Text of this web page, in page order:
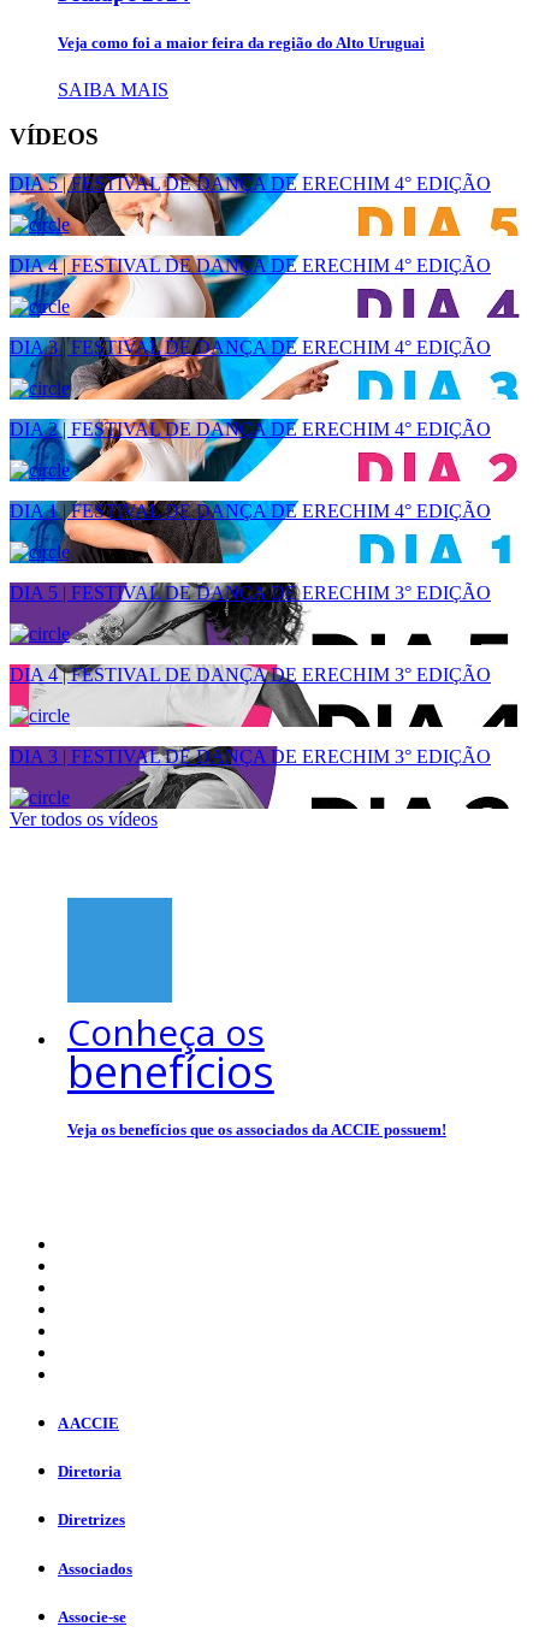
Veja como foi a maior feira da região do Alto Uruguai
SAIBA MAIS
VÍDEOS
DIA 5 | FESTIVAL DE DANÇA DE ERECHIM 4° EDIÇÃO
DIA 4 | FESTIVAL DE DANÇA DE ERECHIM 4° EDIÇÃO
DIA 3 | FESTIVAL DE DANÇA DE ERECHIM 4° EDIÇÃO
DIA 2 | FESTIVAL DE DANÇA DE ERECHIM 4° EDIÇÃO
DIA 1 | FESTIVAL DE DANÇA DE ERECHIM 4° EDIÇÃO
DIA 5 | FESTIVAL DE DANÇA DE ERECHIM 3° EDIÇÃO
DIA 4 | FESTIVAL DE DANÇA DE ERECHIM 3° EDIÇÃO
DIA 3 | FESTIVAL DE DANÇA DE ERECHIM 3° EDIÇÃO
Ver todos os vídeos
Conheça os
benefícios
Veja os benefícios que os associados da ACCIE possuem!
A ACCIE
Diretoria
Diretrizes
Associados
Associe-se